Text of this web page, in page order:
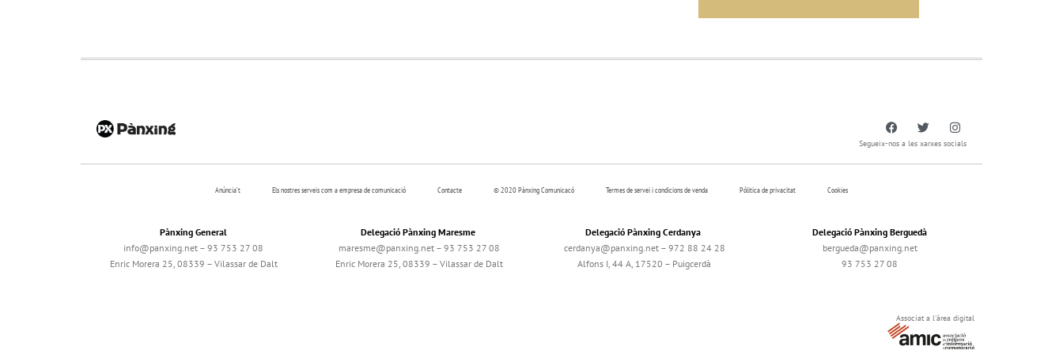
Segueix-nos a les xarxes socials
Anúncia’t Els nostres serveis com a empresa de comunicació Contacte © 2020 Pànxing Comunicacó Termes de servei i condicions de venda Pólitica de privacitat Cookies
Pànxing General
info@panxing.net – 93 753 27 08
Enric Morera 25, 08339 – Vilassar de Dalt
Delegació Pànxing Maresme
maresme@panxing.net – 93 753 27 08
Enric Morera 25, 08339 – Vilassar de Dalt
Delegació Pànxing Cerdanya
cerdanya@panxing.net – 972 88 24 28
Alfons I, 44 A, 17520 – Puigcerdà
Delegació Pànxing Berguedà
bergueda@panxing.net
93 753 27 08
Associat a l'àrea digital